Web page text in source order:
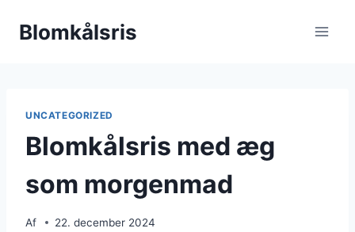
Blomkålsris
UNCATEGORIZED
Blomkålsris med æg
som morgenmad
Af 22. december 2024